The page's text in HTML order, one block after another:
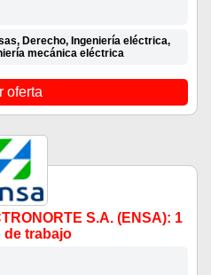
Derecho, Ingeniería eléctrica,
mecánica eléctrica
oferta
S.A. (ENSA): 1
de trabajo